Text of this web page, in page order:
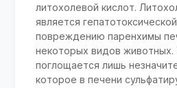
литохолевой кислот.
является
повреждению паренхимы
некоторых видов животных.
поглощается лишь
которое в печени